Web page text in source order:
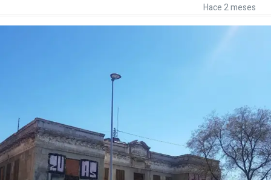
Hace 2 meses